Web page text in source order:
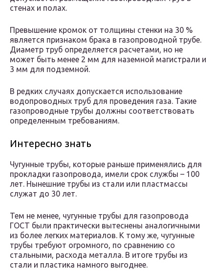
стенах и полах.
Превышение кромок от толщины стенки на 30 %
является признаком брака в газопроводной трубе.
Диаметр труб определяется расчетами, но не
может быть менее 2 мм для наземной магистрали и
3 мм для подземной.
В редких случаях допускается использование
водопроводных труб для проведения газа. Такие
газопроводные трубы должны соответствовать
определенным требованиям.
Интересно знать
Чугунные трубы, которые раньше применялись для
прокладки газопровода, имели срок службы – 100
лет. Нынешние трубы из стали или пластмассы
служат до 30 лет.
Тем не менее, чугунные трубы для газопровода
ГОСТ были практически вытеснены аналогичными
из более легких материалов. К тому же, чугунные
трубы требуют огромного, по сравнению со
стальными, расхода металла. В итоге трубы из
стали и пластика намного выгоднее.